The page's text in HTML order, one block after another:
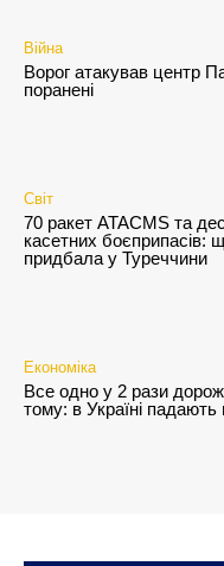
Війна
Ворог атакував центр
поранені
Світ
70 ракет ATACMS та
касетних боєприпасів:
придбала у Туреччини
Економіка
Все одно у 2 рази
тому: в Україні падають